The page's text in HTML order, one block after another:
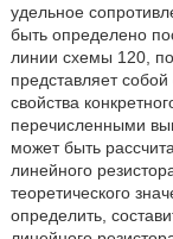
удельное
быть определено
линии схемы 120,
представляет
свойства
перечисленными
может быть
линейного
теоретического
определить,